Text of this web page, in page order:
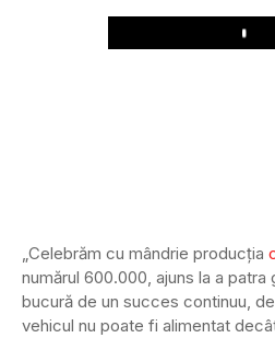
Play
„Celebrăm cu mândrie producția
numărul 600.000, ajuns la a
bucură de un succes continuu,
vehicul nu poate fi alimentat